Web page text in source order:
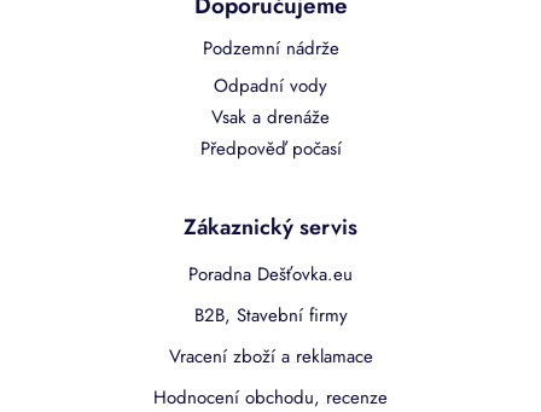
Podzemní nádrže
Odpadní vody
Vsak a drenáže
Předpověď počasí
Zákaznický servis
Poradna Dešťovka.eu
B2B, Stavební firmy
Vracení zboží a reklamace
Hodnocení obchodu, recenze